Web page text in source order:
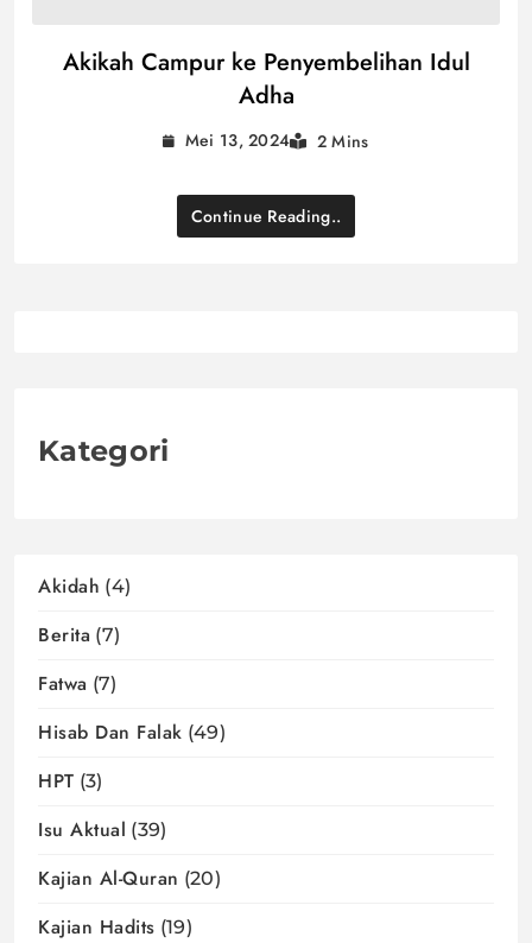
Akikah Campur ke Penyembelihan Idul
Adha
Mei 13, 2024 2 Mins
Continue Reading..
Kategori
Akidah (4)
Berita (7)
Fatwa (7)
Hisab Dan Falak (49)
HPT (3)
Isu Aktual (39)
Kajian Al-Quran (20)
Kajian Hadits (19)